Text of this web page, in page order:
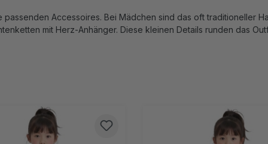
Accessoires. Bei Mädchen sind das oft traditioneller
mit Herz-Anhänger. Diese kleinen Details runden das